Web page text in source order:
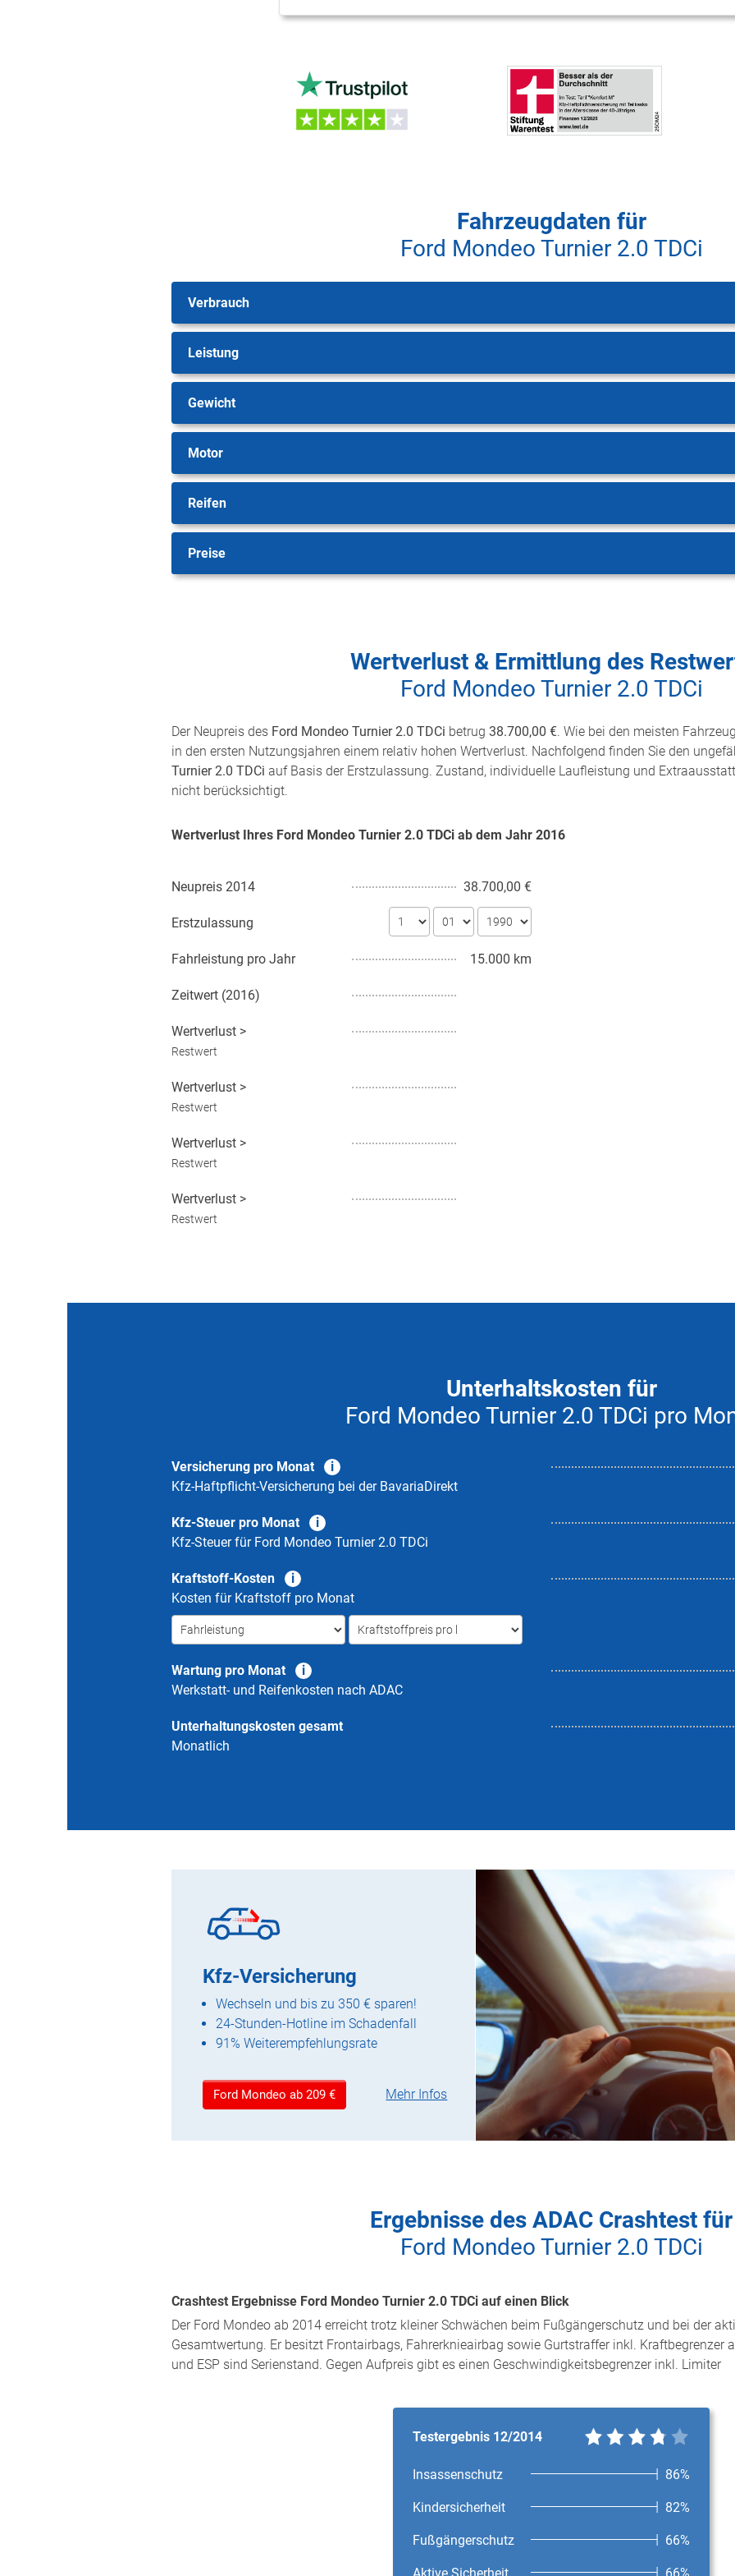
Fahrzeugdaten für
Ford Mondeo Turnier 2.0 TDCi
Verbrauch
Leistung
Gewicht
Motor
Reifen
Preise
Wertverlust & Ermittlung des
Ford Mondeo Turnier 2.0 TDCi
Der Neupreis des Ford Mondeo Turnier 2.0 TDCi betrug 38.700,00 €. Wie bei den meisten
in den ersten Nutzungsjahren einem relativ hohen Wertverlust. Nachfolgend finden Sie den
Turnier 2.0 TDCi auf Basis der Erstzulassung. Zustand, individuelle Laufleistung und
nicht berücksichtigt.
Wertverlust Ihres Ford Mondeo Turnier 2.0 TDCi ab dem Jahr 2016
Neupreis 2014 38.700,00 €
Erstzulassung
Fahrleistung pro Jahr 15.000 km
Zeitwert (2016)
Wertverlust >
Restwert
Wertverlust >
Restwert
Wertverlust >
Restwert
Wertverlust >
Restwert
Unterhaltskosten für
Ford Mondeo Turnier 2.0 TDCi pro
Versicherung pro Monat
Kfz-Haftpflicht-Versicherung bei der BavariaDirekt
Kfz-Steuer pro Monat
Kfz-Steuer für Ford Mondeo Turnier 2.0 TDCi
Kraftstoff-Kosten
Kosten für Kraftstoff pro Monat
Wartung pro Monat
Werkstatt- und Reifenkosten nach ADAC
Unterhaltungskosten gesamt
Monatlich
Kfz-Versicherung
Wechseln und bis zu 350 € sparen!
24-Stunden-Hotline im Schadenfall
91% Weiterempfehlungsrate
Ford Mondeo ab 209 € Mehr Infos
Ergebnisse des ADAC Crashtest für
Ford Mondeo Turnier 2.0 TDCi
Crashtest Ergebnisse Ford Mondeo Turnier 2.0 TDCi auf einen Blick
Der Ford Mondeo ab 2014 erreicht trotz kleiner Schwächen beim Fußgängerschutz und bei der
Gesamtwertung. Er besitzt Frontairbags, Fahrerknieairbag sowie Gurtstraffer inkl. Kraftbegrenzer
und ESP sind Serienstand. Gegen Aufpreis gibt es einen Geschwindigkeitsbegrenzer inkl. Limiter
Testergebnis 12/2014
Insassenschutz 86%
Kindersicherheit 82%
Fußgängerschutz 66%